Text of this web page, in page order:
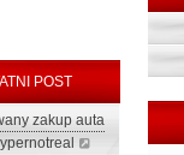
POST
zakup auta